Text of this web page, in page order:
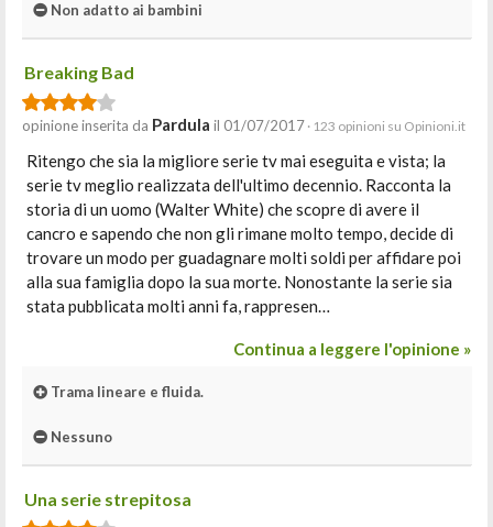
Non adatto ai bambini
Breaking Bad
opinione inserita da Pardula il 01/07/2017 · 123 opinioni su Opinioni.it
Ritengo che sia la migliore serie tv mai eseguita e vista; la
serie tv meglio realizzata dell'ultimo decennio. Racconta la
storia di un uomo (Walter White) che scopre di avere il
cancro e sapendo che non gli rimane molto tempo, decide di
trovare un modo per guadagnare molti soldi per affidare poi
alla sua famiglia dopo la sua morte. Nonostante la serie sia
stata pubblicata molti anni fa, rappresen…
Continua a leggere l'opinione »
Trama lineare e fluida.
Nessuno
Una serie strepitosa